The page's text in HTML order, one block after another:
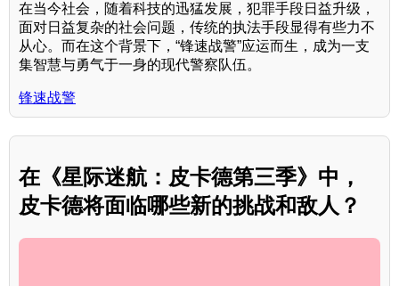
在当今社会，随着科技的迅猛发展，犯罪手段日益升级，
面对日益复杂的社会问题，传统的执法手段显得有些力不
从心。而在这个背景下，“锋速战警”应运而生，成为一支
集智慧与勇气于一身的现代警察队伍。
锋速战警
在《星际迷航：皮卡德第三季》中，
皮卡德将面临哪些新的挑战和敌人？